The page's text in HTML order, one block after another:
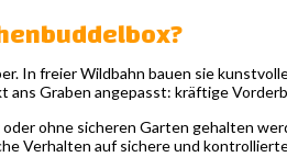
In freier Wildbahn bauen sie
Graben angepasst: kräftige
oder ohne sicheren Garten gehalten
Verhalten auf sichere und